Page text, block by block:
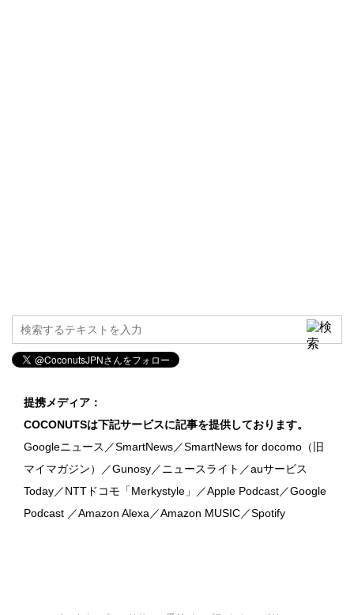
提携メディア：
COCONUTSは下記サービスに記事を提供しております。
Googleニュース／SmartNews／SmartNews for docomo（旧
マイマガジン）／Gunosy／ニュースライト／auサービス
Today／NTTドコモ「Merkystyle」／Apple Podcast／Google
Podcast ／Amazon Alexa／Amazon MUSIC／Spotify